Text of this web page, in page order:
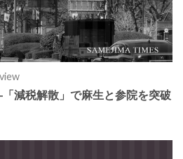
減税解散」で麻生と参院を突破